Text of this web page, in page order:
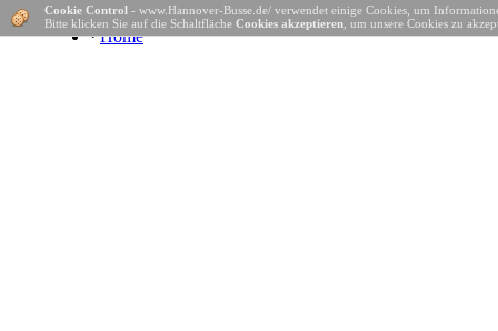
· Home
Cookie Control - www.Hannover-Busse.de/ verwendet einige Cookies, um
Bitte klicken Sie auf die Schaltfläche Cookies akzeptieren , um unsere Cookies zu